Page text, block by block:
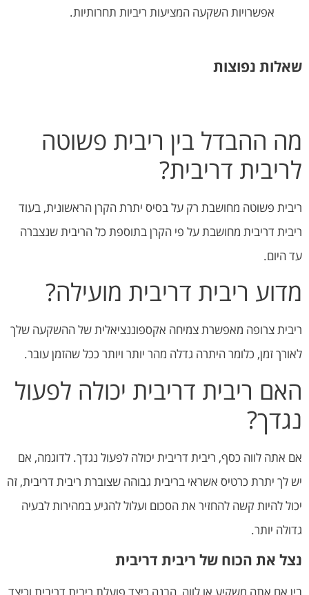
אפשרויות השקעה המציעות ריביות תחרותיות.
שאלות נפוצות
מה ההבדל בין ריבית פשוטה
לריבית דריבית?
ריבית פשוטה מחושבת רק על בסיס יתרת הקרן הראשונית, בעוד
ריבית דריבית מחושבת על פי הקרן בתוספת כל הריבית שנצברה
עד היום.
מדוע ריבית דריבית מועילה?
ריבית צרופה מאפשרת צמיחה אקספוננציאלית של ההשקעה שלך
לאורך זמן, כלומר היתרה גדלה מהר יותר ויותר ככל שהזמן עובר.
האם ריבית דריבית יכולה לפעול
נגדך?
אם אתה לווה כסף, ריבית דריבית יכולה לפעול נגדך. לדוגמה, אם
יש לך יתרת כרטיס אשראי בריבית גבוהה שצוברת ריבית דריבית, זה
יכול להיות קשה להחזיר את הסכום ועלול להגיע במהירות לבעיה
גדולה יותר.
נצל את הכוח של ריבית דריבית